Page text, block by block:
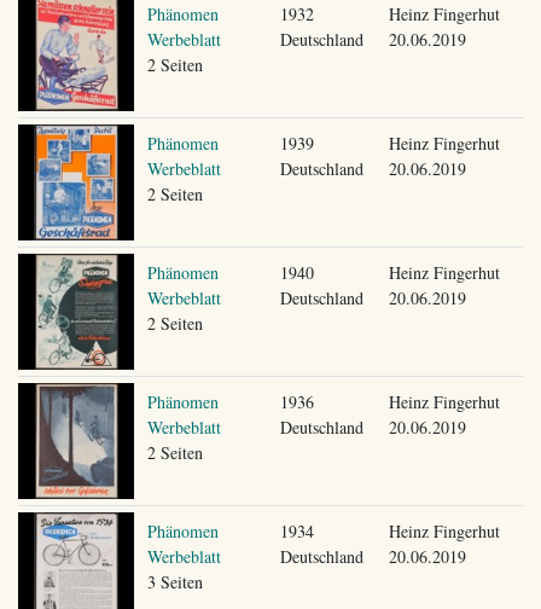
Phänomen
Werbeblatt
2 Seiten
1932
Deutschland
Heinz Fingerhut
20.06.2019
Phänomen
Werbeblatt
2 Seiten
1939
Deutschland
Heinz Fingerhut
20.06.2019
Phänomen
Werbeblatt
2 Seiten
1940
Deutschland
Heinz Fingerhut
20.06.2019
Phänomen
Werbeblatt
2 Seiten
1936
Deutschland
Heinz Fingerhut
20.06.2019
Phänomen
Werbeblatt
3 Seiten
1934
Deutschland
Heinz Fingerhut
20.06.2019